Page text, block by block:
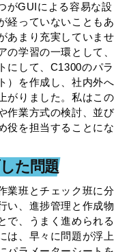
がGUIによる容易な設
経っていないこともあ
あまり充実していませ
の学習の一環として、
にして、C1300のパラ
）を作成し、社内外へ
がりました。私はこの
作業方式の検討、並び
役を担当することにな
た問題
業班とチェック班に分
い、進捗管理と作成物
で、うまく進められる
は、早々に問題が浮上